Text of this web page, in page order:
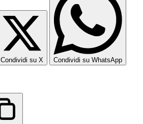
Condividi su X Condividi su WhatsApp